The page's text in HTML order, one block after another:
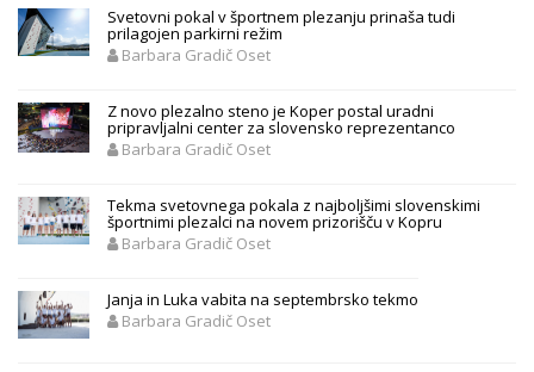
Svetovni pokal v športnem plezanju prinaša tudi
prilagojen parkirni režim
Barbara Gradič Oset
Z novo plezalno steno je Koper postal uradni
pripravljalni center za slovensko reprezentanco
Barbara Gradič Oset
Tekma svetovnega pokala z najboljšimi slovenskimi
športnimi plezalci na novem prizorišču v Kopru
Barbara Gradič Oset
Janja in Luka vabita na septembrsko tekmo
Barbara Gradič Oset